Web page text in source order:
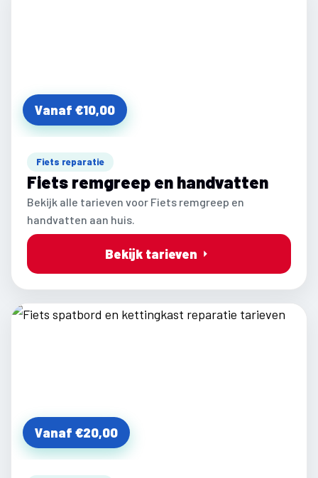
Vanaf €10,00
Fiets reparatie
Fiets remgreep en handvatten
Bekijk alle tarieven voor Fiets remgreep en
handvatten aan huis.
Bekijk tarieven
Vanaf €20,00